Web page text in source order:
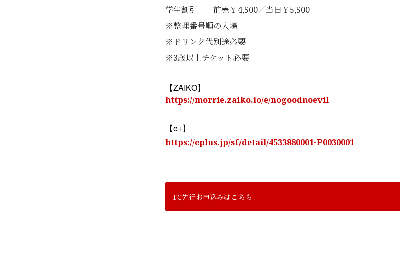
学生割引 前売￥4,500／当日￥5,500
※整理番号順の入場
※ドリンク代別途必要
※3歳以上チケット必要
【ZAIKO】
https://morrie.zaiko.io/e/nogoodnoevil
【e+】
https://eplus.jp/sf/detail/4533880001-P0030001
FC先行お申込みはこちら